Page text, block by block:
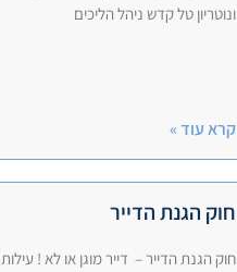
ונוטריון טל קדש ניהל הליכים
קרא עוד »
חוק הגנת הדייר
חוק הגנת הדייר – דייר מוגן או לא ! עילות